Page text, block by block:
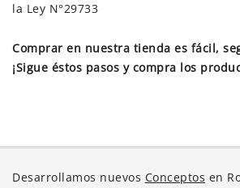
la Ley N°29733
Comprar en nuestra tienda es fácil,
¡Sigue éstos pasos y compra los
Desarrollamos nuevos Conceptos en